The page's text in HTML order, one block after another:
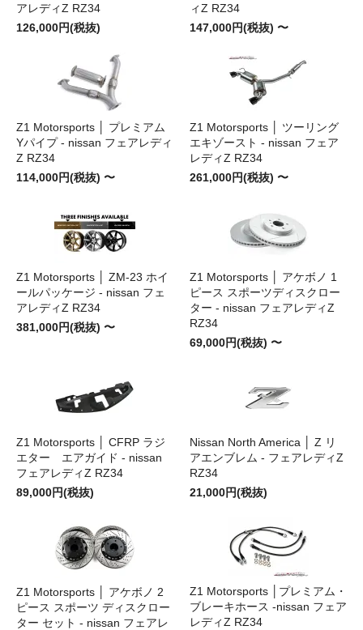
アレディZ RZ34
126,000円(税抜)
ィZ RZ34
147,000円(税抜) 〜
Z1 Motorsports │ プレミアム
Yパイプ - nissan フェアレディ
Z RZ34
114,000円(税抜) 〜
Z1 Motorsports │ ツーリング
エキゾースト - nissan フェア
レディZ RZ34
261,000円(税抜) 〜
Z1 Motorsports │ ZM-23 ホイ
ールパッケージ - nissan フェ
アレディZ RZ34
381,000円(税抜) 〜
Z1 Motorsports │ アケボノ 1
ピース スポーツディスクロー
ター - nissan フェアレディZ
RZ34
69,000円(税抜) 〜
Z1 Motorsports │ CFRP ラジ
エター エアガイド - nissan
フェアレディZ RZ34
89,000円(税抜)
Nissan North America │ Z リ
アエンブレム - フェアレディZ
RZ34
21,000円(税抜)
Z1 Motorsports │ アケボノ 2
ピース スポーツ ディスクロー
ター セット - nissan フェアレ
Z1 Motorsports │プレミアム・
ブレーキホース -nissan フェア
レディZ RZ34